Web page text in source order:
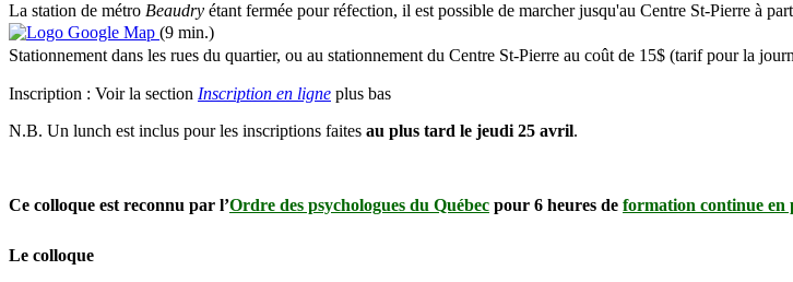
La station de métro Beaudry étant fermée pour réfection, il est possible de marcher jusqu'au Centre St-Pierre à
(9 min.)
Stationnement dans les rues du quartier, ou au stationnement du Centre St-Pierre au coût de 15$ (tarif pour la
Inscription : Voir la section Inscription en ligne plus bas
N.B. Un lunch est inclus pour les inscriptions faites au plus tard le jeudi 25 avril.
Ce colloque est reconnu par l’Ordre des psychologues du Québec pour 6 heures de formation continue en
Le colloque